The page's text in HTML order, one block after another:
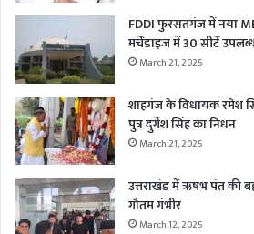
FDDI फुरसतगंज में नया
मर्चेंडाइज में 30 सीटें
March 21, 2025
शाहगंज के विधायक रमेश
पुत्र दुर्गेश सिंह का निधन
March 21, 2025
उत्तराखंड में ऋषभ पंत की
गौतम गंभीर
March 12, 2025